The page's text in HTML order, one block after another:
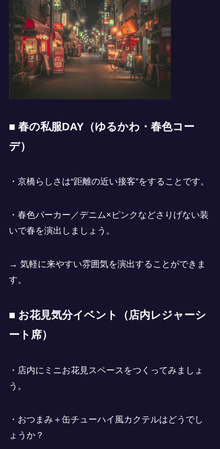
■ 春の私服DAY（ゆるかわ・春色コー
デ）
・京橋らしさは“距離の近い接客”をすることです。
・春色パーカー／デニム×ピンクなどさりげない装
いで春を演出しましょう。
→ 気軽に来やすい雰囲気を演出することができま
す。
■ お花見気分イベント（店内レジャーシ
ート席）
・店内にミニお花見スペースをつくってみましょ
う。
・おつまみ＋缶チューハイ風カクテルはどうでし
ょうか？